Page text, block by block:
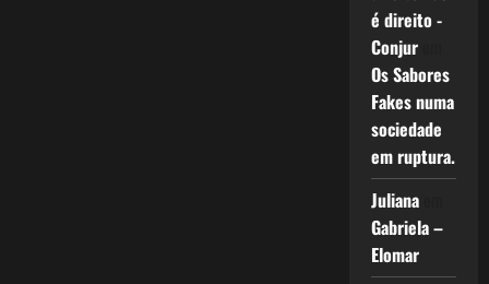
é direito -
Conjurem
Os Sabores
Fakes numa
sociedade
em ruptura.
Julianaem
Gabriela –
Elomar